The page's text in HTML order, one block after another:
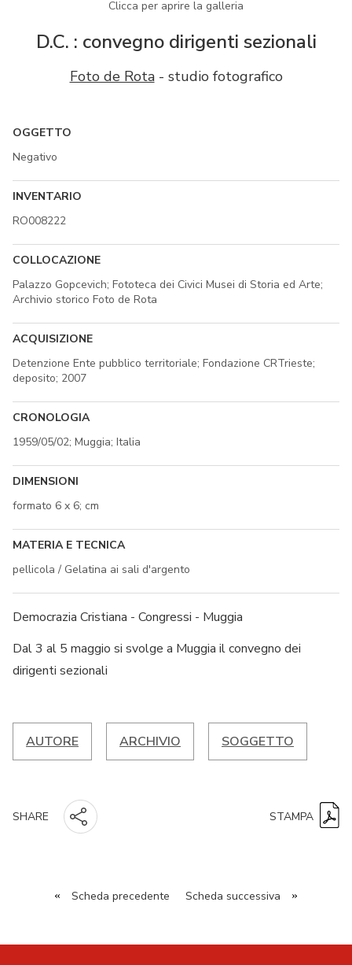
Clicca per aprire la galleria
D.C. : convegno dirigenti sezionali
Foto de Rota- studio fotografico
OGGETTO
Negativo
INVENTARIO
RO008222
COLLOCAZIONE
Palazzo Gopcevich; Fototeca dei Civici Musei di Storia ed Arte;
Archivio storico Foto de Rota
ACQUISIZIONE
Detenzione Ente pubblico territoriale; Fondazione CRTrieste;
deposito; 2007
CRONOLOGIA
1959/05/02; Muggia; Italia
DIMENSIONI
formato 6 x 6; cm
MATERIA E TECNICA
pellicola / Gelatina ai sali d'argento
Democrazia Cristiana - Congressi - Muggia
Dal 3 al 5 maggio si svolge a Muggia il convegno dei
dirigenti sezionali
AUTORE ARCHIVIO SOGGETTO
SHARE STAMPA
« Scheda precedente Scheda successiva »